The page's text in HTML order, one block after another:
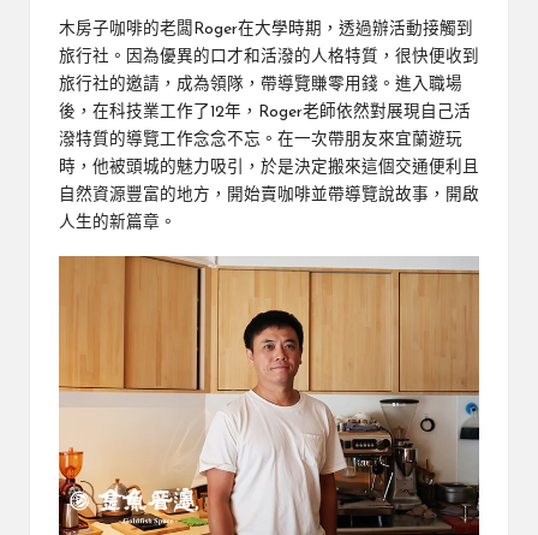
木房子咖啡的老闆Roger在大學時期，透過辦活動接觸到
旅行社。因為優異的口才和活潑的人格特質，很快便收到
旅行社的邀請，成為領隊，帶導覽賺零用錢。進入職場
後，在科技業工作了12年，Roger老師依然對展現自己活
潑特質的導覽工作念念不忘。在一次帶朋友來宜蘭遊玩
時，他被頭城的魅力吸引，於是決定搬來這個交通便利且
自然資源豐富的地方，開始賣咖啡並帶導覽說故事，開啟
人生的新篇章。